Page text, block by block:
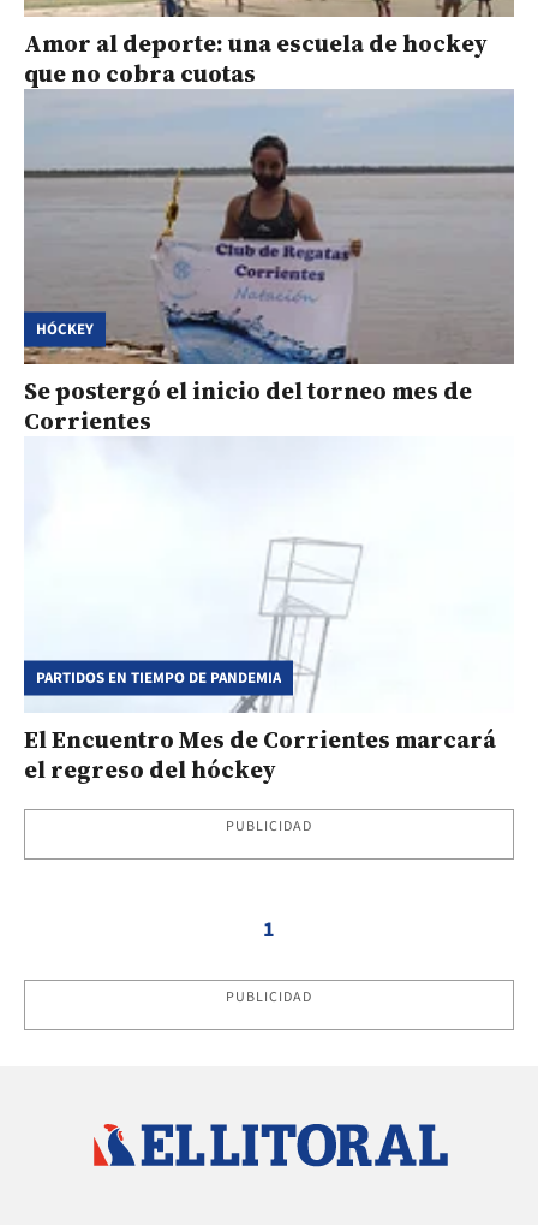
Amor al deporte: una escuela de hockey
que no cobra cuotas
HÓCKEY
Se postergó el inicio del torneo mes de
Corrientes
PARTIDOS EN TIEMPO DE PANDEMIA
El Encuentro Mes de Corrientes marcará
el regreso del hóckey
PUBLICIDAD
1
PUBLICIDAD